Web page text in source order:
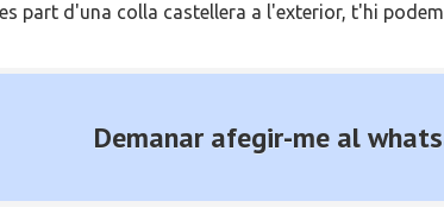
part d'una colla castellera a l'exterior, t'hi
Demanar afegir-me al